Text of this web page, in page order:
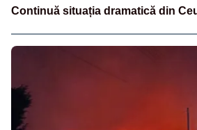
Continuă situația dramatică din